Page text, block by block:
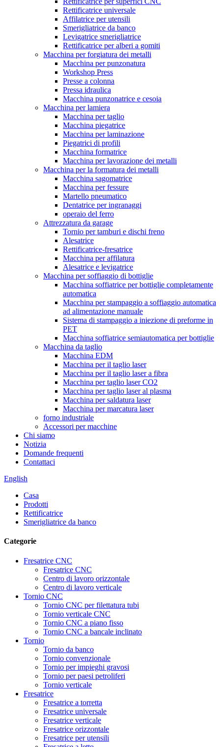
Rettificatrice universale
Affilatrice per utensili
Smerigliatrice da banco
Levigatrice smerigliatrice
Rettificatrice per alberi a gomiti
Macchina per forgiatura dei metalli
Macchina per punzonatura
Workshop Press
Presse a colonna
Pressa idraulica
Macchina punzonatrice e cesoia
Macchina per lamiera
Macchina per taglio
Macchina piegatrice
Macchina per laminazione
Piegatrici di profili
Macchina formatrice
Macchina per lavorazione dei metalli
Macchina per la formatura dei metalli
Macchina sagomatrice
Macchina per fessure
Martello pneumatico
Dentatrice per ingranaggi
operaio del ferro
Attrezzatura da garage
Tornio per tamburi e dischi freno
Alesatrice
Rettificatrice-fresatrice
Macchina per affilatura
Alesatrice e levigatrice
Macchina per soffiaggio di bottiglie
Macchina soffiatrice per bottiglie completamente
automatica
Macchina per stampaggio a soffiaggio automatica
ad alimentazione manuale
Sistema di stampaggio a iniezione di preforme in
PET
Macchina soffiatrice semiautomatica per bottiglie
Macchina da taglio
Macchina EDM
Macchina per il taglio laser
Macchina per il taglio laser a fibra
Macchina per taglio laser CO2
Macchina per taglio laser al plasma
Macchina per saldatura laser
Macchina per marcatura laser
forno industriale
Accessori per macchine
Chi siamo
Notizia
Domande frequenti
Contattaci
English
Casa
Prodotti
Rettificatrice
Smerigliatrice da banco
Categorie
Fresatrice CNC
Fresatrice CNC
Centro di lavoro orizzontale
Centro di lavoro verticale
Tornio CNC
Tornio CNC per filettatura tubi
Tornio verticale CNC
Tornio CNC a piano fisso
Tornio CNC a bancale inclinato
Tornio
Tornio da banco
Tornio convenzionale
Tornio per impieghi gravosi
Tornio per paesi petroliferi
Tornio verticale
Fresatrice
Fresatrice a torretta
Fresatrice universale
Fresatrice verticale
Fresatrice orizzontale
Fresatrice per utensili